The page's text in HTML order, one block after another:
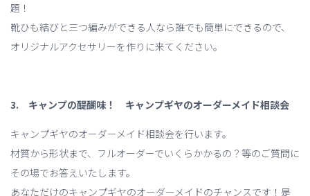
題！
靴ひも結びと三つ編みができる人なら誰でも簡単にできるので、
オリジナルアクセサリーを作りに来てください。
3. キャンプの醍醐味！ キャンプギヤのオーダーメイド相談会
キャンプギヤのオーダーメイド相談会を行います。
材質から形状まで、フルオーダーでいくらかかるの？等のご質問に
その場でお答えいたします。
あなただけのキャンプギヤのオーダーメイドのチャンスです！是